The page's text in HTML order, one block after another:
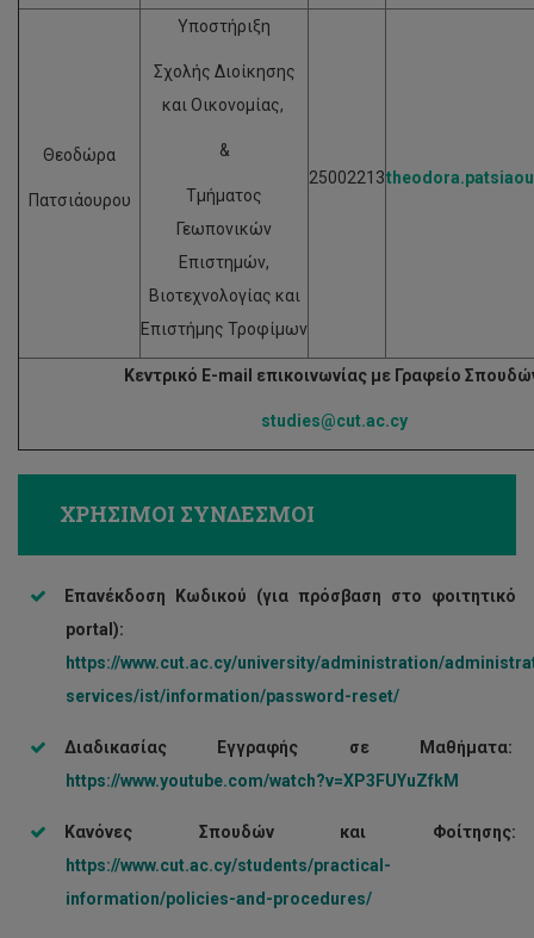
Θεοδώρα
Πατσιάουρου
Υποστήριξη
Σχολής Διοίκησης
και Οικονομίας,
&
Τμήματος
Γεωπονικών
Επιστημών,
Βιοτεχνολογίας και
Επιστήμης Τροφίμων
25002213
Κεντρικό E-mail επικοινωνίας με Γραφείο
studies@cut.ac.cy
ΧΡΗΣΙΜΟΙ ΣΥΝΔΕΣΜΟΙ
Επανέκδοση Κωδικού (για πρόσβαση στο φοιτητικό
portal ):
https://www.cut.ac.cy/university/administration/
services/ist/information/password-reset/
Διαδικασίας Εγγραφής σε Μαθήματα:
https://www.youtube.com/watch?v=XP3FUYuZfkM
Κανόνες Σπουδών και Φοίτησης:
https://www.cut.ac.cy/students/practical-
information/policies-and-procedures/